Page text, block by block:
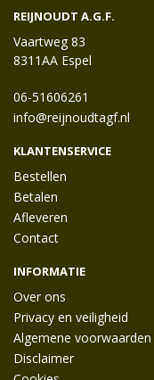
REIJNOUDT A.G.F.
Vaartweg 83
8311AA Espel
06-51606261
info@reijnoudtagf.nl
KLANTENSERVICE
Bestellen
Betalen
Afleveren
Contact
INFORMATIE
Over ons
Privacy en veiligheid
Algemene voorwaarden
Disclaimer